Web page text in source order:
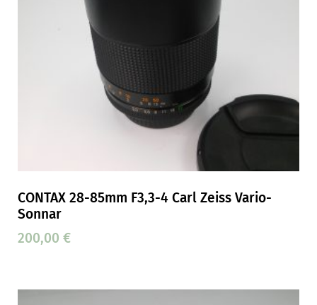
CONTAX 28-85mm F3,3-4 Carl Zeiss Vario-
Sonnar
200,00 €